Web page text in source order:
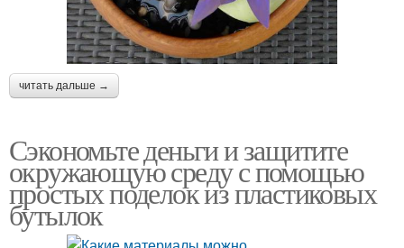
читать дальше →
Сэкономьте деньги и защитите
окружающую среду с помощью
простых поделок из пластиковых
бутылок